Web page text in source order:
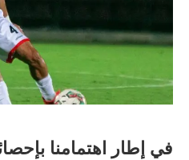
في إطار اهتمامنا